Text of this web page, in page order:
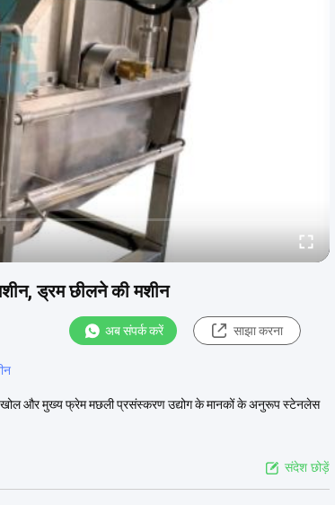
ड्रम छीलने की मशीन
अब संपर्क करें साझा करना
खोल और मुख्य फ्रेम मछली प्रसंस्करण उद्योग के मानकों के अनुरूप स्टेनलेस
संदेश छोड़ें